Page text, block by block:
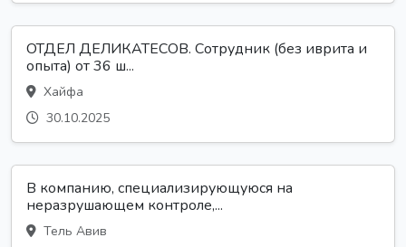
ОТДЕЛ ДЕЛИКАТЕСОВ. Сотрудник (без иврита и
опыта) от 36 ш...
Хайфа
30.10.2025
В компанию, специализирующуюся на
неразрушающем контроле,...
Тель Авив